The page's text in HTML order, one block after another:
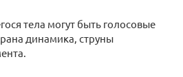
тела могут быть голосовые
динамика, струны